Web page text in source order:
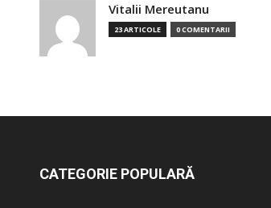
Vitalii Mereutanu
23 ARTICOLE 0 COMENTARII
CATEGORIE POPULARĂ